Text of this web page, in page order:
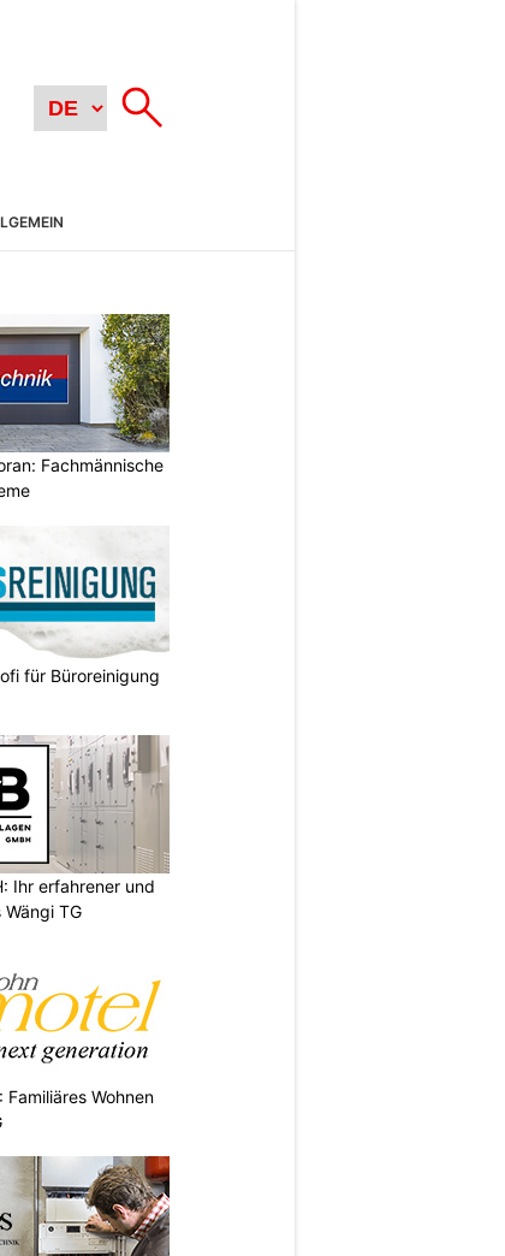
Fachmännische
für Büroreinigung
Ihr erfahrener und
TG
Familiäres Wohnen